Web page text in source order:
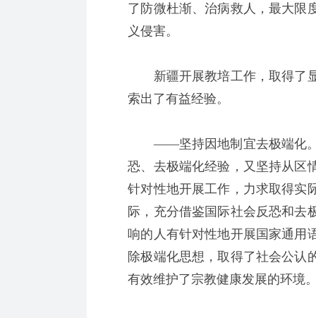
了防微杜渐、治病救人，最大限
义侵害。
新疆开展教培工作，取得了显
索出了有益经验。
——坚持因地制宜去极端化。
恐、去极端化经验，又坚持从区
针对性地开展工作，力求取得实
际，充分借鉴国际社会反恐和去
响的人有针对性地开展国家通用
除极端化思想，取得了社会公认
有效维护了宗教健康发展的环境